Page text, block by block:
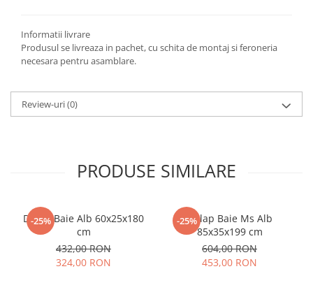
Informatii livrare
Produsul se livreaza in pachet, cu schita de montaj si feroneria
necesara pentru asamblare.
Review-uri(0)
PRODUSE SIMILARE
-25%
Dulap Baie Alb 60x25x180
cm
432,00 RON
324,00 RON
-25%Dulap Baie Ms Alb
85x35x199 cm
604,00 RON
453,00 RON